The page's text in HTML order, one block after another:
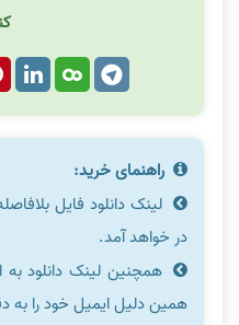
راهنمای خرید:
لینک دانلود فایل
در خواهد آمد.
همچنین لینک دانلود
همین دلیل ایمیل خود را به